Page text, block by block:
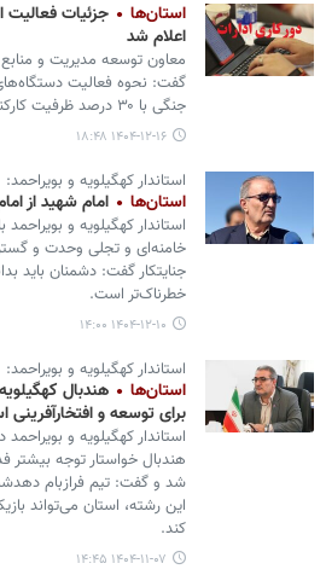
استان‌ها
جزئیات فعالیت
اعلام شد
معاون توسعه مدیریت و منابع
گفت: نحوه فعالیت
جنگی با ۳۰ درصد ظرفیت کارکنان است.
۱۴۰۴-۱۲-۱۶ ۱۸:۴۸
استاندار کهگیلویه و بویراحمد:
استان‌ها امام شهید از
استاندار کهگیلویه و
خامنه‌ای و تجلی وحدت و
جنایتکار گفت: دشمنان باید
خطرناک‌تر است.
۱۴۰۴-۱۲-۱۰ ۱۴:۰۰
استاندار کهگیلویه و بویراحمد:
استان‌ها
هندبال
برای توسعه و
استاندار کهگیلویه و
هندبال خواستار توجه بیشتر
شد و گفت: تیم فرازبام
این رشته، استان می‌تواند
کند.
۱۴۰۴-۱۱-۰۷ ۱۴:۴۵